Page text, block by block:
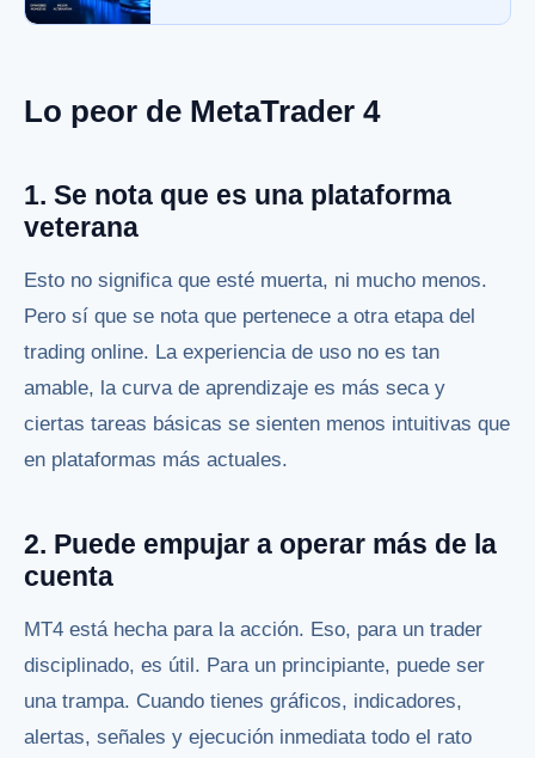
Lo peor de MetaTrader 4
1. Se nota que es una plataforma
veterana
Esto no significa que esté muerta, ni mucho menos.
Pero sí que se nota que pertenece a otra etapa del
trading online. La experiencia de uso no es tan
amable, la curva de aprendizaje es más seca y
ciertas tareas básicas se sienten menos intuitivas que
en plataformas más actuales.
2. Puede empujar a operar más de la
cuenta
MT4 está hecha para la acción. Eso, para un trader
disciplinado, es útil. Para un principiante, puede ser
una trampa. Cuando tienes gráficos, indicadores,
alertas, señales y ejecución inmediata todo el rato